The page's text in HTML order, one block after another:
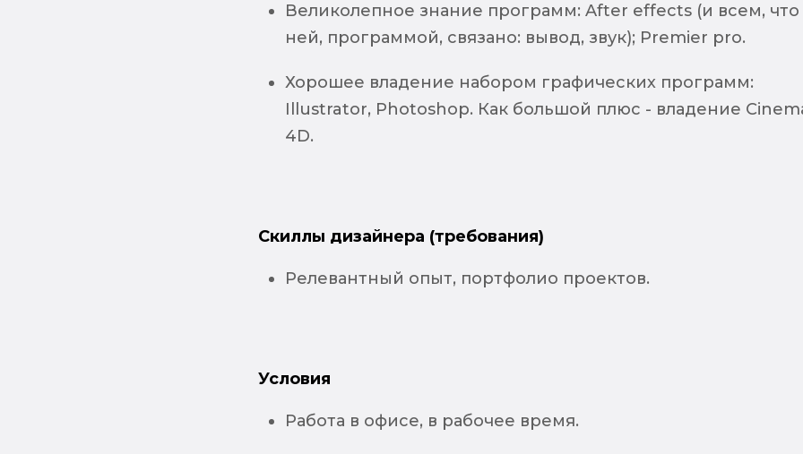
Великолепное знание программ: After effects (и всем, что
ней, программой, связано: вывод, звук); Premier pro.
Хорошее владение набором графических программ:
Illustrator, Photoshop. Как большой плюс - владение
4D.
Скиллы дизайнера (требования)
Релевантный опыт, портфолио проектов.
Условия
Работа в офисе, в рабочее время.